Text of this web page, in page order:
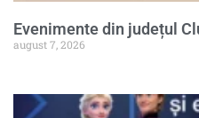
Evenimente din județul
august 7, 2026